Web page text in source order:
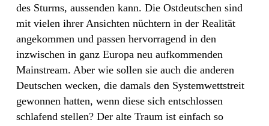
des Sturms, aussenden kann. Die Ostdeutschen sind
mit vielen ihrer Ansichten nüchtern in der Realität
angekommen und passen hervorragend in den
inzwischen in ganz Europa neu aufkommenden
Mainstream. Aber wie sollen sie auch die anderen
Deutschen wecken, die damals den Systemwettstreit
gewonnen hatten, wenn diese sich entschlossen
schlafend stellen? Der alte Traum ist einfach so